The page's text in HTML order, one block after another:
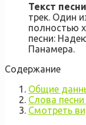
Текст
трек. Один
полностью
песни:
Панамера.
Содержание
Общие
Слова
Смотреть